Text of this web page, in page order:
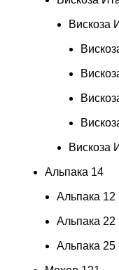
Вискоза
Вискоза
Альпака 14
Альпака
Альпака
Альпака